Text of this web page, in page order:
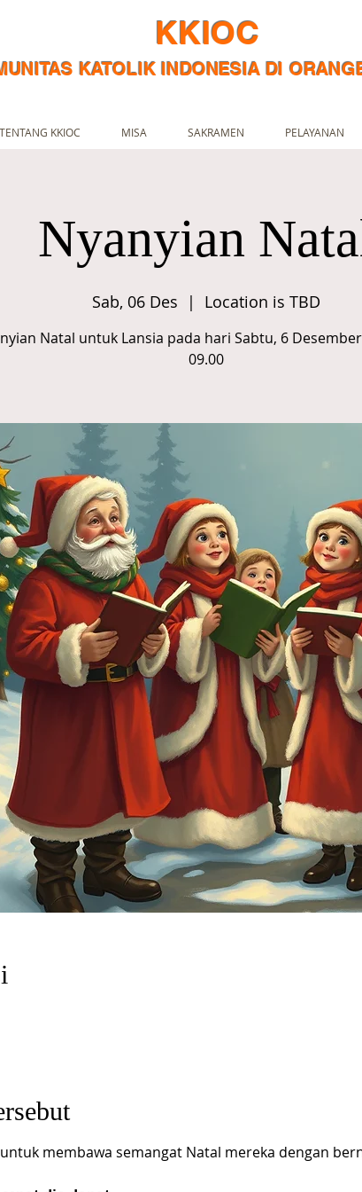
KKIOC
KATOLIK INDONESIA DI
TENTANG KKIOC MISA SAKRAMEN PELAYANAN
Nyanyian
Sab, 06 Des
  |
Location is TBD
Natal untuk Lansia pada hari Sabtu, 6
09.00
membawa semangat Natal mereka dengan